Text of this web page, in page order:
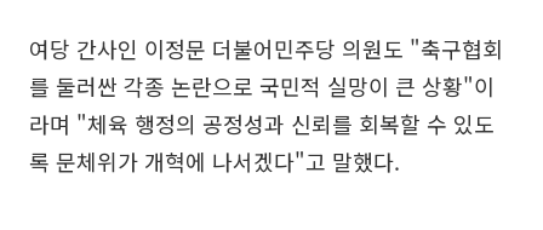
여당 간사인 이정문 더불어민주당 의원도 "축구협회
를 둘러싼 각종 논란으로 국민적 실망이 큰 상황"이
라며 "체육 행정의 공정성과 신뢰를 회복할 수 있도
록 문체위가 개혁에 나서겠다"고 말했다.